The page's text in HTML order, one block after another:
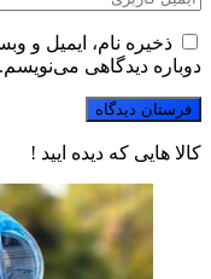
ذخیره نام، ایمیل و
دوباره دیدگاهی می‌نویسم.
کالا هایی که دیده ایید !